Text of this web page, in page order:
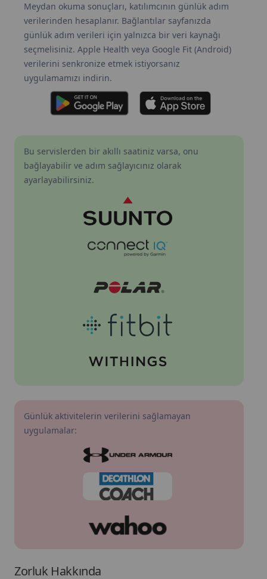
Meydan okuma sonuçları, katılımcının günlük adım
verilerinden hesaplanır. Bağlantılar sayfanızda
günlük adım verileri için yalnızca bir veri kaynağı
seçmelisiniz. Apple Health veya Google Fit (Android)
verilerini senkronize etmek istiyorsanız
uygulamamızı indirin.
Bu servislerden bir akıllı saatiniz varsa, onu
bağlayabilir ve adım sağlayıcınız olarak
ayarlayabilirsiniz.
Günlük aktivitelerin verilerini sağlamayan
uygulamalar:
Zorluk Hakkında